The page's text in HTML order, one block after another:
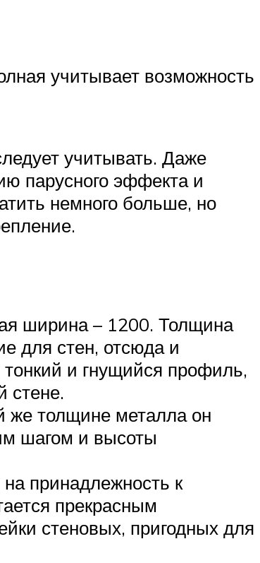
учитывает возможность
учитывать. Даже
парусного эффекта и
немного больше, но
ширина – 1200. Толщина
для стен, отсюда и
тонкий и гнущийся профиль,
стене.
же толщине металла он
шагом и высоты
принадлежность к
прекрасным
стеновых, пригодных для